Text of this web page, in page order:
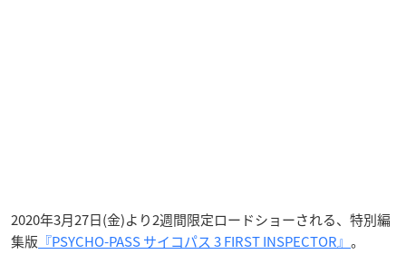
2020年3月27日(金)より2週間限定ロードショーされる、特別編
集版 『PSYCHO-PASS サイコパス 3 FIRST INSPECTOR』 。